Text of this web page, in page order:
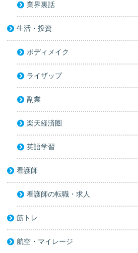
業界裏話
生活・投資
ボディメイク
ライザップ
副業
楽天経済圏
英語学習
看護師
看護師の転職・求人
筋トレ
航空・マイレージ